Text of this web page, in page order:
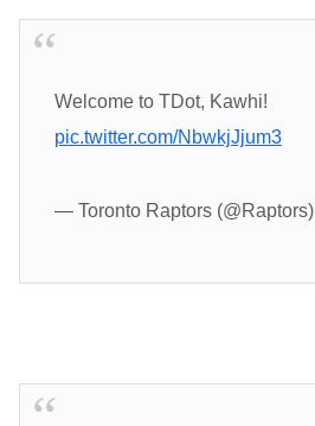
Welcome to TDot, Kawhi!
pic.twitter.com/NbwkjJjum3
— Toronto Raptors (@Raptors)